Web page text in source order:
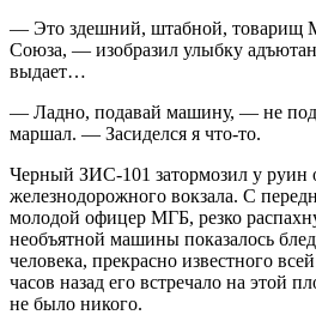
— Это здешний, штабной, товарищ
Союза, — изобразил улыбку
выдает…
— Ладно, подавай машину, — не
маршал. — Засиделся я что-то.
Черный ЗИС-101 затормозил у руин
железнодорожного вокзала. С
молодой офицер МГБ, резко
необъятной машины показалось
человека, прекрасно известного
часов назад его встречало на этой
не было никого.